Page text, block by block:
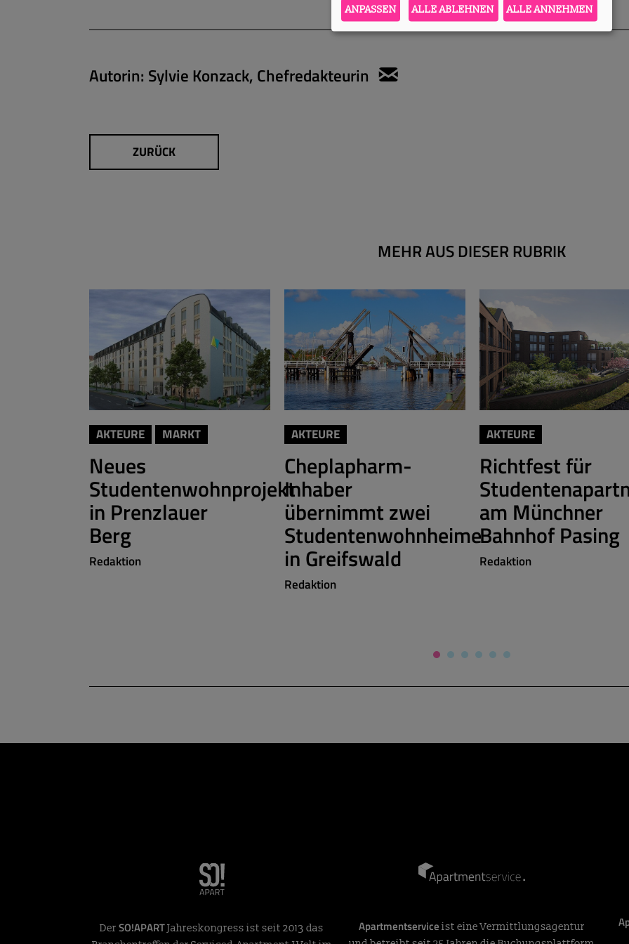
Autorin: Sylvie Konzack, Chefredakteurin
ZURÜCK
MEHR AUS DIESER RUBRIK
AKTEURE MARKT
Neues
Studentenwohnprojekt
in Prenzlauer
Berg
Redaktion
AKTEURE
Cheplapharm-
Inhaber
übernimmt zwei
Studentenwohnheime
in Greifswald
Redaktion
AKTEURE
Richtfest für
am Münchner
Bahnhof Pasing
Redaktion
DerSO!APARTJahreskongress ist seit 2013 das
Apartmentservice ist eine Vermittlungsagentur
ANPASSEN ALLE ABLEHNEN ALLE ANNEHMEN